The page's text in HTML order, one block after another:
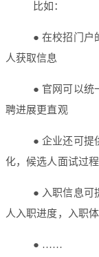
比如：
● 在校招门户
人获取信息
● 官网可以统
聘进展更直观
● 企业还可提
化，候选人面试过
● 入职信息可
人入职进度，入职
● ……